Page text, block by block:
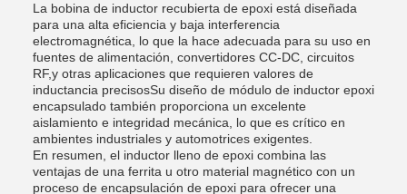
La bobina de inductor recubierta de epoxi está diseñada
para una alta eficiencia y baja interferencia
electromagnética, lo que la hace adecuada para su uso en
fuentes de alimentación, convertidores CC-DC, circuitos
RF,y otras aplicaciones que requieren valores de
inductancia precisosSu diseño de módulo de inductor epoxi
encapsulado también proporciona un excelente
aislamiento e integridad mecánica, lo que es crítico en
ambientes industriales y automotrices exigentes.
En resumen, el inductor lleno de epoxi combina las
ventajas de una ferrita u otro material magnético con un
proceso de encapsulación de epoxi para ofrecer una